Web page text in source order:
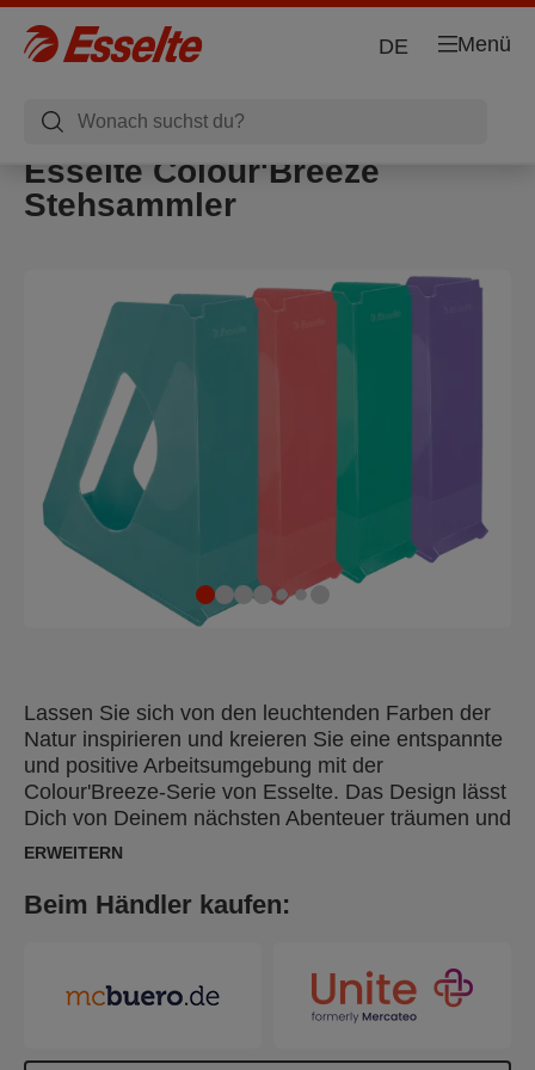
Menü
DE
Esselte Colour'Breeze
Stehsammler
Lassen Sie sich von den leuchtenden Farben der
Natur inspirieren und kreieren Sie eine entspannte
und positive Arbeitsumgebung mit der
Colour'Breeze-Serie von Esselte. Das Design lässt
Dich von Deinem nächsten Abenteuer träumen und
sorgt dafür, dass Du beim Studieren, Lernen oder
Esselte Colour'Breeze Stehsammler im A4-Format
Unterlagen. Diese transparenten Stehsammler
sind ideal für den Einsatz auf Schreibtischen oder
in Regalen. Sie haben eine niedrige Rückenhöhe,
damit der Inhalt gut sichtbar und leicht zugänglich
ERWEITERN
Beim Händler kaufen: